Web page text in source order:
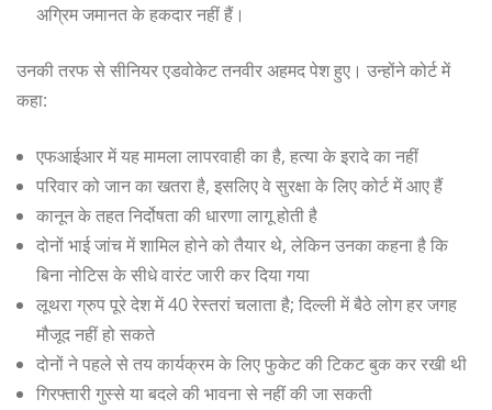
अग्रिम जमानत के हकदार नहीं हैं।
उनकी तरफ से सीनियर एडवोकेट तनवीर अहमद पेश हुए। उन्होंने कोर्ट में
कहा:
एफआईआर में यह मामला लापरवाही का है, हत्या के इरादे का नहीं
परिवार को जान का खतरा है, इसलिए वे सुरक्षा के लिए कोर्ट में आए हैं
कानून के तहत निर्दोषता की धारणा लागू होती है
दोनों भाई जांच में शामिल होने को तैयार थे, लेकिन उनका कहना है कि
बिना नोटिस के सीधे वारंट जारी कर दिया गया
लूथरा ग्रुप पूरे देश में 40 रेस्तरां चलाता है; दिल्ली में बैठे लोग हर जगह
मौजूद नहीं हो सकते
दोनों ने पहले से तय कार्यक्रम के लिए फुकेट की टिकट बुक कर रखी थी
गिरफ्तारी गुस्से या बदले की भावना से नहीं की जा सकती